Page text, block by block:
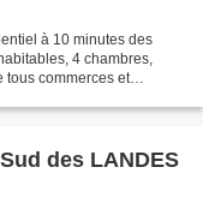
à 10 minutes des
4 chambres,
tous commerces et
des LANDES